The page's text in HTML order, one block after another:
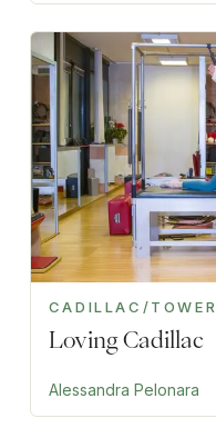
CADILLAC/TOWER
Loving Cadillac
Alessandra Pelonara